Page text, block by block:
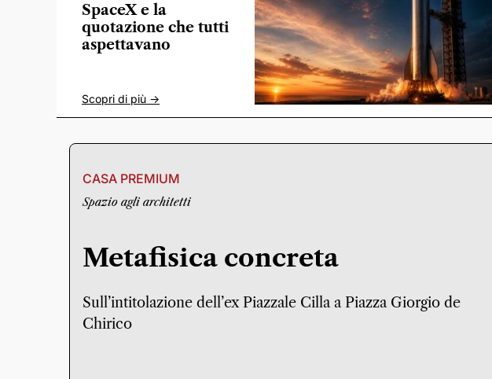
SpaceX e la
quotazione che tutti
aspettavano
Scopri di più ->
CASA PREMIUM
Spazio agli architetti
Metafisica concreta
Sull’intitolazione dell’ex Piazzale Cilla a Piazza Giorgio de
Chirico